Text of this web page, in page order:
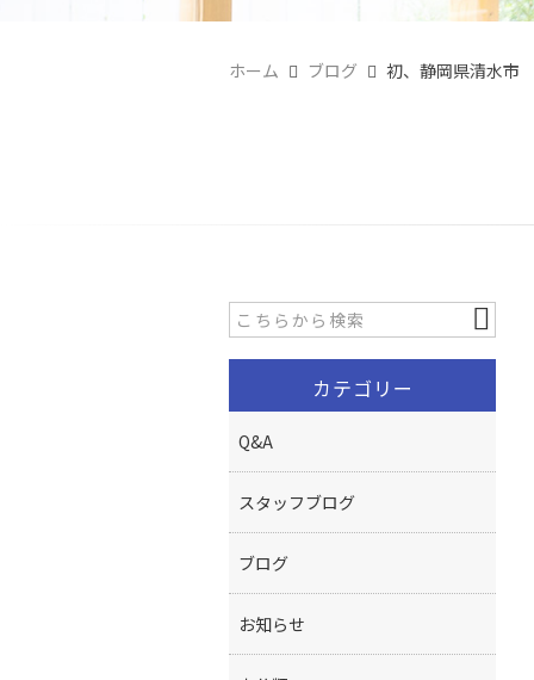
ホーム ブログ 初、静岡県清水市
カテゴリー
Q&A
スタッフブログ
ブログ
お知らせ